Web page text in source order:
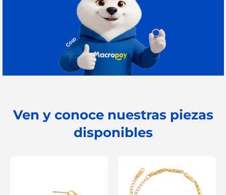
Ven y conoce nuestras piezas
disponibles